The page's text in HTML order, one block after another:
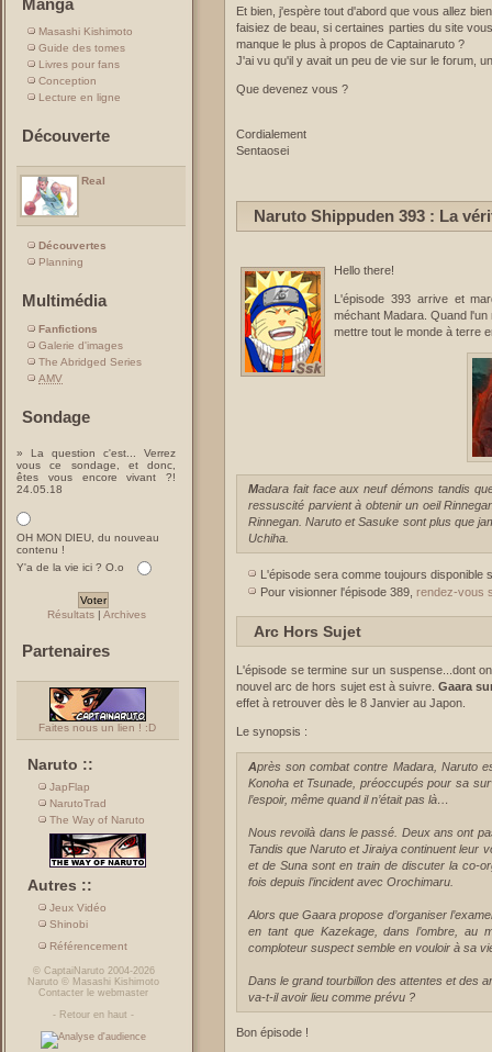
Manga
Masashi Kishimoto
Guide des tomes
Livres pour fans
Conception
Lecture en ligne
Découverte
Real
Découvertes
Planning
Multimédia
Fanfictions
Galerie d'images
The Abridged Series
AMV
Sondage
» La question c'est... Verrez
vous ce sondage, et donc,
êtes vous encore vivant ?!
24.05.18
OH MON DIEU, du nouveau
contenu !
Y'a de la vie ici ? O.o
Résultats| Archives
Partenaires
Faites nous un lien ! :D
Naruto ::
JapFlap
NarutoTrad
The Way of Naruto
Autres ::
Jeux Vidéo
Shinobi
Référencement
© CaptaiNaruto2004-2026
Naruto © Masashi Kishimoto
Contacter le webmaster
- Retour en haut -
Et bien, j'espère tout d'abord que vous allez
faisiez de beau, si certaines parties du site
manque le plus à propos de Captainaruto ?
J'ai vu qu'il y avait un peu de vie sur le forum,
Que devenez vous ?
Cordialement
Sentaosei
Naruto Shippuden 393 : La
Hello there!
L'épisode 393 arrive et
méchant Madara. Quand
mettre tout le monde à terre
Madara fait face aux neuf démons tandis que l'Alliance fait face à une nouvelle menace. L'Uchiha
ressuscité parvient à obtenir un oeil
Rinnegan. Naruto et Sasuke sont plus que
Uchiha.
L'épisode sera comme toujours disponible
Pour visionner l'épisode 389, rendez-vous
Arc Hors Sujet
L'épisode se termine sur un suspense...dont
nouvel arc de hors sujet est à suivre.Gaara
effet à retrouver dès le 8 Janvier au Japon.
Le synopsis :
Après son combat contre Madara, Naruto est encore entre la vie et la mort. Ses camarades de
Konoha et Tsunade, préoccupés pour sa
l’espoir, même quand il n’était pas là…
Nous revoilà dans le passé. Deux ans ont
Tandis que Naruto et Jiraiya continuent leur
et de Suna sont en train de discuter la co-
fois depuis l’incident avec Orochimaru.
Alors que Gaara propose d’organiser
en tant que Kazekage, dans l’ombre, au
comploteur suspect semble en vouloir à sa
Dans le grand tourbillon des attentes et des
va-t-il avoir lieu comme prévu ?
Bon épisode !